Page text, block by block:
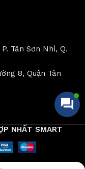
Tân Sơn Nhì, Q.
8, Quận Tân
NHẤT SMART